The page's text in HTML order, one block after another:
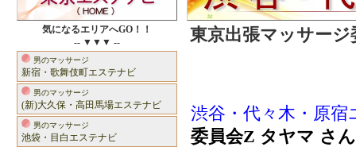
気になるエリアへGO！！
-- ▼▼▼ --
男のマッサージ
新宿・歌舞伎町エステナビ
男のマッサージ
(新)大久保・高田馬場エステナビ
男のマッサージ
池袋・目白エステナビ
東京出張マッサー
渋谷・代々木・原
委員会Z タヤマ さん